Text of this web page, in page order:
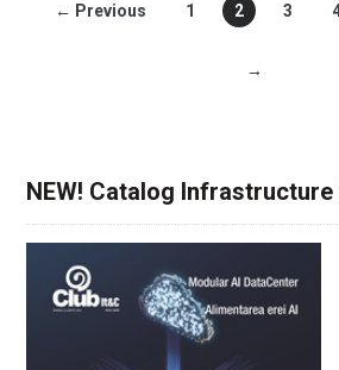
← Previous 1 2 3
→
NEW! Catalog Infrastructure